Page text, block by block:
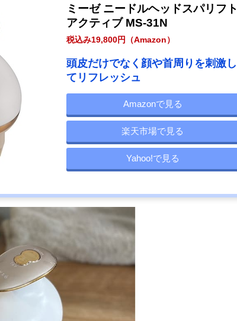
ミーゼ ニードルヘッドスパリフト
アクティブ MS-31N
税込み19,800円（Amazon）
頭皮だけでなく顔や首周りを刺激し
てリフレッシュ
Amazonで見る
楽天市場で見る
Yahoo!で見る